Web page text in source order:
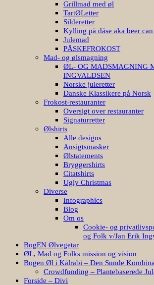
Grillmad med øl
TartØLetter
Silderetter
Kylling på dåse aka beer
Julemad
PÅSKEFROKOST
Mad- og ølsmagning
ØL- OG MADSMAGNING
INGVALDSEN
Norske juleretter
Danske Klassikere på Norsk
Frokost-restauranter
Oversigt over restauranter
Signaturretter
Ølshirts
Alle designs
Ansigtsmasker
Ølstatements
Bryggershirts
Citatshirts
Ugly Christmas
Diverse
Infographics
Blog
Om os
Cookie- og
og Folk v/Jan Erik
BogEN Ølvegetar
ØL, Mad og Folks mission og vision
Bogen Øl i Kålrabi – Den Sunde
Crowdfunding – Plantebaserede
Forside – Divi